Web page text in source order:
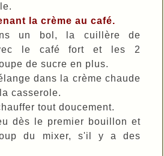
la crème au café.
un bol, la cuillère de
le café fort et les 2
de sucre en plus.
dans la crème chaude
casserole.
tout doucement.
dès le premier bouillon et
du mixer, s'il y a des